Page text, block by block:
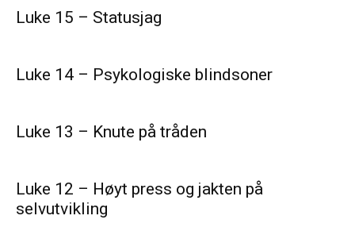
Luke 15 – Statusjag
Luke 14 – Psykologiske blindsoner
Luke 13 – Knute på tråden
Luke 12 – Høyt press og jakten på
selvutvikling